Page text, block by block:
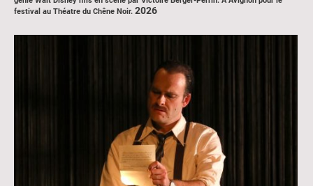
festival au Théatre du Chêne Noir. 2026